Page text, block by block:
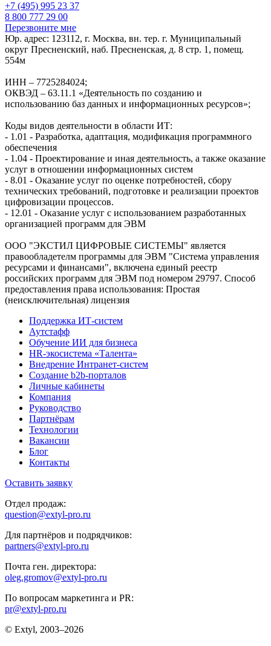
+7 (495) 995 23 37
8 800 777 29 00
Перезвоните мне
Юр. адрес: 123112, г. Москва, вн. тер. г. Муниципальный
округ Пресненский, наб. Пресненская, д. 8 стр. 1, помещ.
554м
ИНН – 7725284024;
ОКВЭД – 63.11.1 «Деятельность по созданию и
использованию баз данных и информационных ресурсов»;
Коды видов деятельности в области ИТ:
- 1.01 - Разработка, адаптация, модификация программного
обеспечения
- 1.04 - Проектирование и иная деятельность, а также оказание
услуг в отношении информационных систем
- 8.01 - Оказание услуг по оценке потребностей, сбору
технических требований, подготовке и реализации проектов
цифровизации процессов.
- 12.01 - Оказание услуг с использованием разработанных
организацией программ для ЭВМ
ООО "ЭКСТИЛ ЦИФРОВЫЕ СИСТЕМЫ" является
правообладетелм программы для ЭВМ "Система управления
ресурсами и финансами", включена единый реестр
российских программ для ЭВМ под номером 29797. Cпособ
предоставления права использования: Простая
(неисключительная) лицензия
Поддержка ИТ-систем
Аутстафф
Обучение ИИ для бизнеса
HR-экосистема «Талента»
Внедрение Интранет-систем
Создание b2b-порталов
Личные кабинеты
Компания
Руководство
Партнёрам
Технологии
Вакансии
Блог
Контакты
Оставить заявку
Отдел продаж:
question@extyl-pro.ru
Для партнёров и подрядчиков:
partners@extyl-pro.ru
Почта ген. директора:
oleg.gromov@extyl-pro.ru
По вопросам маркетинга и PR:
pr@extyl-pro.ru
© Extyl, 2003–2026